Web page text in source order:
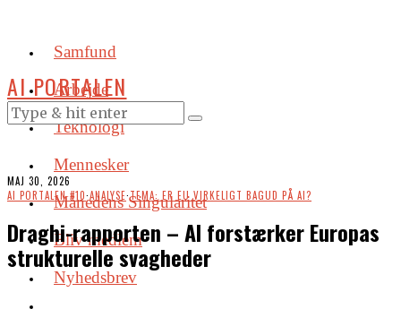
Samfund
Arbejde
Teknologi
Mennesker
Månedens Singularitet
Bliv medlem
Nyhedsbrev
AI PORTALEN
MAJ 30, 2026
AI PORTALEN #10·ANALYSE·TEMA: ER EU VIRKELIGT BAGUD PÅ AI?
Draghi-rapporten – AI forstærker Europas
strukturelle svagheder